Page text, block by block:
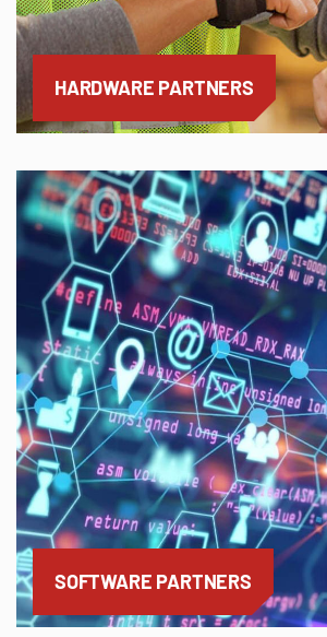
HARDWARE PARTNERS
SOFTWARE PARTNERS